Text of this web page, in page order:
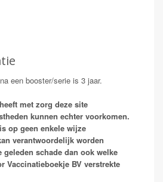
een booster/serie is 3 jaar.
met zorg deze site
kunnen echter voorkomen.
op geen enkele wijze
verantwoordelijk worden
schade dan ook welke
Vaccinatieboekje BV verstrekte